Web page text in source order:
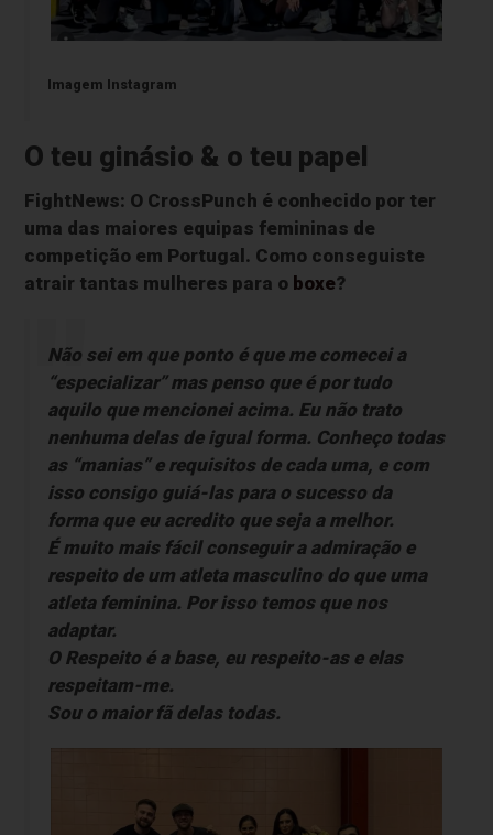
Imagem Instagram
O teu ginásio & o teu papel
FightNews: O CrossPunch é conhecido por ter
uma das maiores equipas femininas de
competição em Portugal. Como conseguiste
atrair tantas mulheres para o boxe?
Não sei em que ponto é que me comecei a
“especializar” mas penso que é por tudo
aquilo que mencionei acima. Eu não trato
nenhuma delas de igual forma. Conheço todas
as “manias” e requisitos de cada uma, e com
isso consigo guiá-las para o sucesso da
forma que eu acredito que seja a melhor.
É muito mais fácil conseguir a admiração e
respeito de um atleta masculino do que uma
atleta feminina. Por isso temos que nos
adaptar.
O Respeito é a base, eu respeito-as e elas
respeitam-me.
Sou o maior fã delas todas.